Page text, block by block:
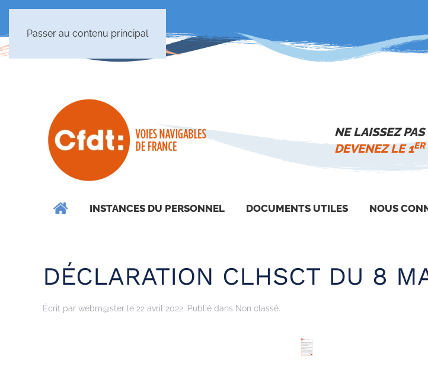
Passer au contenu principal
NE LAISSEZ
DEVENEZ LE 1ER
INSTANCES DU PERSONNEL DOCUMENTS UTILES NOUS
DÉCLARATION CLHSCT DU 8
Écrit par webm@ster le 22 avril 2022. Publié dans Non classé.